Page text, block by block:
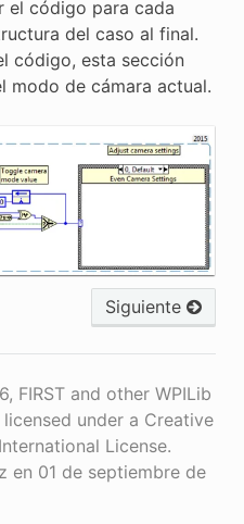
el código para cada
del caso al final.
código, esta sección
modo de cámara actual.
Siguiente
FIRST and other WPILib
under a Creative
License.
en 01 de septiembre de